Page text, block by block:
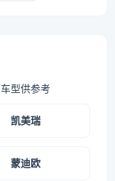
型供参考
凯美瑞
蒙迪欧